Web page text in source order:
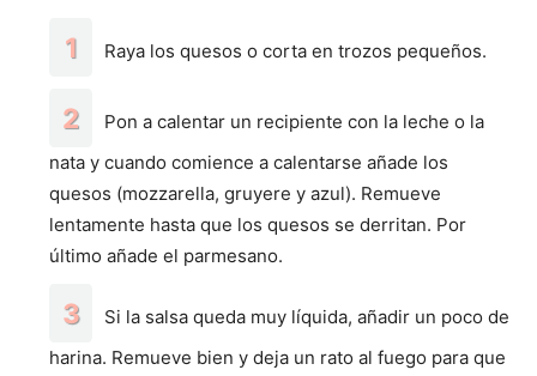
Raya los quesos o corta en trozos pequeños.
Pon a calentar un recipiente con la leche o la
nata y cuando comience a calentarse añade los
quesos (mozzarella, gruyere y azul). Remueve
lentamente hasta que los quesos se derritan. Por
último añade el parmesano.
Si la salsa queda muy líquida, añadir un poco de
harina. Remueve bien y deja un rato al fuego para que